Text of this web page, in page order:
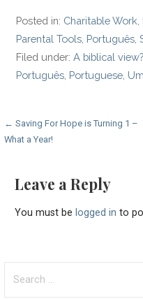
Posted in: Charitable Work,
Parental Tools, Português,
Filed under:A biblical view?
Português, Portuguese,
Post
← Saving For Hope is Turning 1 –
What a Year!
Leave a Reply
You must be logged in to
for: